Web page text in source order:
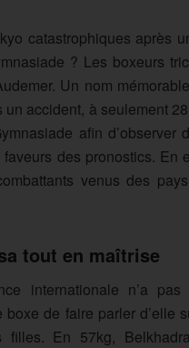
catastrophiques après
? Les boxeurs
Un nom
accident, à seulement
afin d’observer
des pronostics. En
venus des
tout en maîtrise
internationale n’a pas
boxe de faire parler d’elle
filles. En 57kg,